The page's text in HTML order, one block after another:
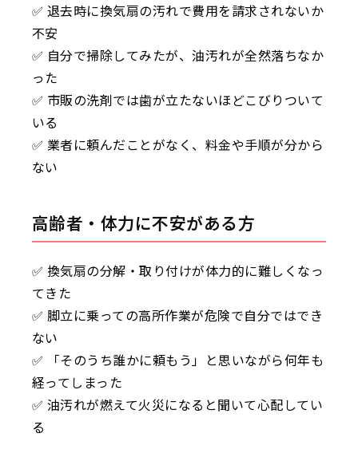
✅ 退去時に換気扇の汚れで費用を請求されないか
不安
✅ 自分で掃除してみたが、油汚れが全然落ちなか
った
✅ 市販の洗剤では歯が立たないほどこびりついて
いる
✅ 業者に頼んだことがなく、料金や手順が分から
ない
高齢者・体力に不安がある方
✅ 換気扇の分解・取り付けが体力的に難しくなっ
てきた
✅ 脚立に乗っての高所作業が危険で自分ではでき
ない
✅ 「そのうち誰かに頼もう」と思いながら何年も
経ってしまった
✅ 油汚れが燃えて火災になると聞いて心配してい
る